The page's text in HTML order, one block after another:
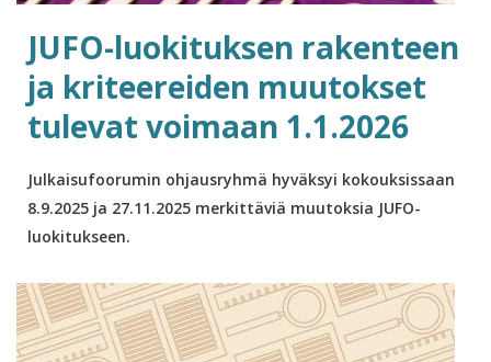
JUFO-luokituksen rakenteen
ja kriteereiden muutokset
tulevat voimaan 1.1.2026
Julkaisufoorumin ohjausryhmä hyväksyi kokouksissaan
8.9.2025 ja 27.11.2025 merkittäviä muutoksia JUFO-
luokitukseen.